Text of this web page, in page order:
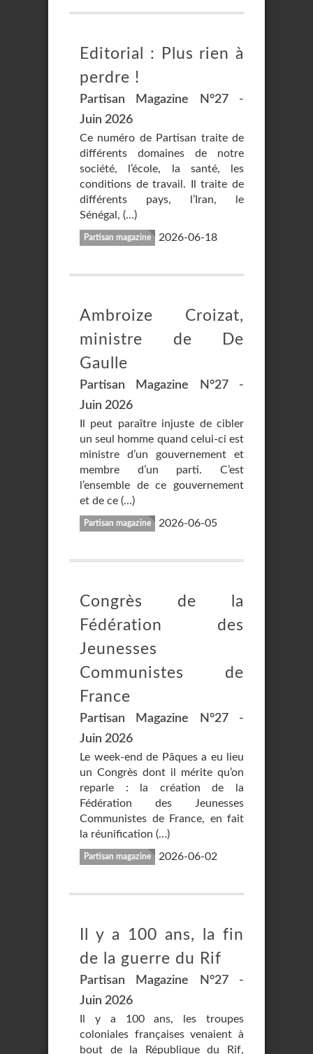
Editorial : Plus rien à
perdre !
Partisan Magazine N°27 -
Juin 2026
Ce numéro de Partisan traite de
différents domaines de notre
société, l’école, la santé, les
conditions de travail. Il traite de
différents pays, l’Iran, le
Sénégal, (…)
Partisan magazine 2026-06-18
Ambroize Croizat,
ministre de De
Gaulle
Partisan Magazine N°27 -
Juin 2026
Il peut paraître injuste de cibler
un seul homme quand celui-ci est
ministre d’un gouvernement et
membre d’un parti. C’est
l’ensemble de ce gouvernement
et de ce (…)
Partisan magazine 2026-06-05
Congrès de la
Fédération des
Jeunesses
Communistes de
France
Partisan Magazine N°27 -
Juin 2026
Le week-end de Pâques a eu lieu
un Congrès dont il mérite qu’on
reparle : la création de la
Fédération des Jeunesses
Communistes de France, en fait
la réunification (…)
Partisan magazine 2026-06-02
Il y a 100 ans, la fin
de la guerre du Rif
Partisan Magazine N°27 -
Juin 2026
Il y a 100 ans, les troupes
coloniales françaises venaient à
bout de la République du Rif,